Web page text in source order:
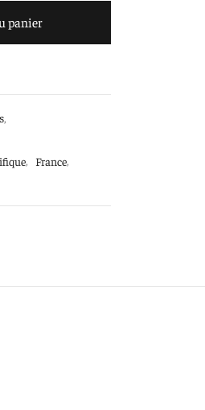
panier
,
, France,